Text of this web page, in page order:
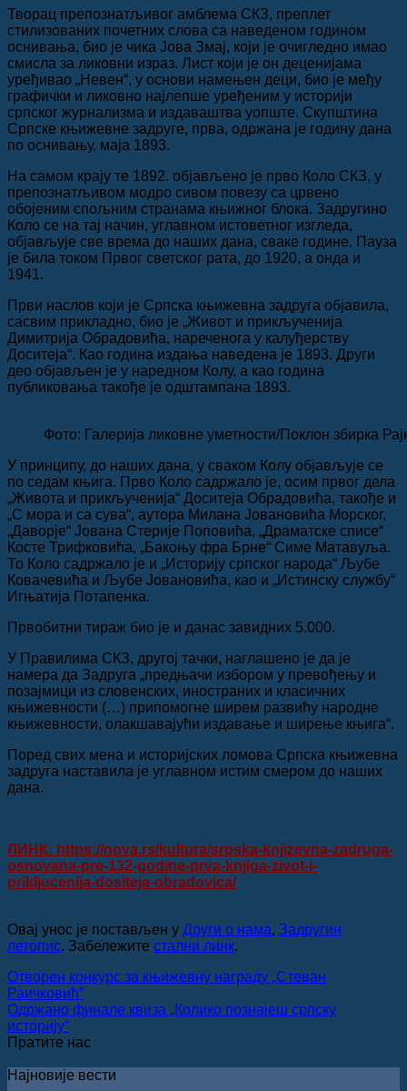
Творац препознатљивог амблема СКЗ, преплет
стилизованих почетних слова са наведеном годином
оснивања, био је чика Јова Змај, који је очигледно имао
смисла за ликовни израз. Лист који је он деценијама
уређивао „Невен“, у основи намењен деци, био је међу
графички и ликовно најлепше уређеним у историји
српског журнализма и издаваштва уопште. Скупштина
Српске књижевне задруге, прва, одржана је годину дана
по оснивању, маја 1893.
На самом крају те 1892. објављено је прво Коло СКЗ, у
препознатљивом модро сивом повезу са црвено
обојеним спољним странама књижног блока. Задругино
Коло се на тај начин, углавном истоветног изгледа,
објављује све врема до наших дана, сваке године. Пауза
је била током Првог светског рата, до 1920, а онда и
1941.
Први наслов који је Српска књижевна задруга објавила,
сасвим прикладно, био је „Живот и прикљученија
Димитрија Обрадовића, нареченога у калуђерству
Доситеја“. Као година издања наведена је 1893. Други
део објављен је у наредном Колу, а као година
публиковања такође је одштампана 1893.
Фото: Галерија ликовне уметности/Поклон збирка
У принципу, до наших дана, у сваком Колу објављује се
по седам књига. Прво Коло садржало је, осим првог дела
„Живота и прикљученија“ Доситеја Обрадовића, такође и
„С мора и са сува“, аутора Милана Јовановића Морског,
„Даворје“ Јована Стерије Поповића, „Драматске списе“
Косте Трифковића, „Бакоњу фра Брне“ Симе Матавуља.
То Коло садржало је и „Историју српског народа“ Љубе
Ковачевића и Љубе Јовановића, као и „Истинску службу“
Игњатија Потапенка.
Првобитни тираж био је и данас завидних 5.000.
У Правилима СКЗ, другој тачки, наглашено је да је
намера да Задруга „предњачи избором у превођењу и
позајмици из словенских, иностраних и класичних
књижевности (…) припомогне ширем развићу народне
књижевности, олакшавајући издавање и ширење књига“.
Поред свих мена и историјских ломова Српска књижевна
задруга наставила је углавном истим смером до наших
дана.
ЛИНК: https://nova.rs/kultura/srpska-knjizevna-zadruga-
osnovana-pre-132-godine-prva-knjiga-zivot-i-
prikljucenija-dositeja-obradovica/
Овај унос је постављен у Други о нама, Задругин
летопис. Забележите стални линк.
Отворен конкурс за књижевну награду „Стеван
Раичковић”
Одржано финале квиза „Колико познајеш српску
историју”
Пратите нас
Најновије вести